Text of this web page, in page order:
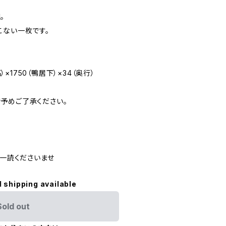
い一枚です。
×1750（鴨居下）×34（奥行）
めご了承ください。
読くださいませ
shipping available
out